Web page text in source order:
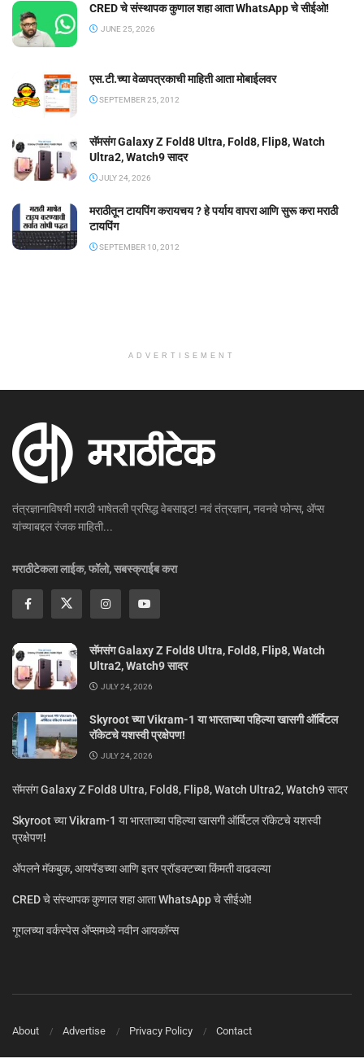
CRED चे संस्थापक कुणाल शहा आता WhatsApp चे सीईओ!
JUNE 25, 2026
एस.टी.च्या वेळापत्रकाची माहिती आता मोबाईलवर
SEPTEMBER 25, 2012
सॅमसंग Galaxy Z Fold8 Ultra, Fold8, Flip8, Watch
Ultra2, Watch9 सादर
JULY 24, 2026
मराठीतून टायपिंग करायचय ? हे पर्याय वापरा आणि सुरू करा मराठी
टायपिंग
SEPTEMBER 10, 2012
ADVERTISEMENT
तंत्रज्ञानाविषयी मराठी भाषेतली प्रसिद्ध वेबसाइट! नवं तंत्रज्ञान, नवनवे फोन्स, ॲप्स
यांच्याबद्दल रंजक माहिती...
मराठीटेकला लाईक, फॉलो, सबस्क्राईब करा
सॅमसंग Galaxy Z Fold8 Ultra, Fold8, Flip8, Watch
Ultra2, Watch9 सादर
JULY 24, 2026
Skyroot च्या Vikram-1 या भारताच्या पहिल्या खासगी ऑर्बिटल
रॉकेटचे यशस्वी प्रक्षेपण!
JULY 24, 2026
सॅमसंग Galaxy Z Fold8 Ultra, Fold8, Flip8, Watch Ultra2, Watch9 सादर
Skyroot च्या Vikram-1 या भारताच्या पहिल्या खासगी ऑर्बिटल रॉकेटचे यशस्वी
प्रक्षेपण!
ॲपलने मॅकबुक, आयपॅडच्या आणि इतर प्रॉडक्टच्या किंमती वाढवल्या
CRED चे संस्थापक कुणाल शहा आता WhatsApp चे सीईओ!
गूगलच्या वर्कस्पेस अ‍ॅप्समध्ये नवीन आयकॉन्स
About Advertise Privacy Policy Contact